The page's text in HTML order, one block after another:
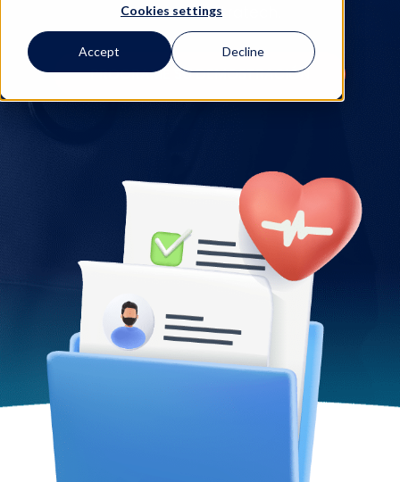
Cookies settings
Accept Decline
recurren a Mitratech.
PROGRAME SU DEMOSTRACIÓN